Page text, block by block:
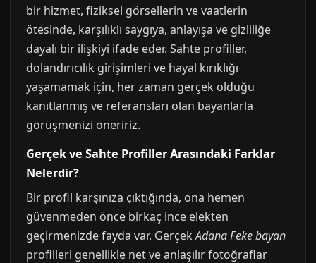
bir hizmet, fiziksel görsellerin ve vaatlerin
ötesinde, karşılıklı saygıya, anlayışa ve gizliliğe
dayalı bir ilişkiyi ifade eder. Sahte profiller,
dolandırıcılık girişimleri ve hayal kırıklığı
yaşamamak için, her zaman gerçek olduğu
kanıtlanmış ve referansları olan bayanlarla
görüşmenizi öneririz.
Gerçek ve Sahte Profiller Arasındaki Farklar
Nelerdir?
Bir profil karşınıza çıktığında, ona hemen
güvenmeden önce birkaç ince elekten
geçirmenizde fayda var. GerçekAdana Feke bayan
profilleri genellikle net ve anlaşılır fotoğraflar